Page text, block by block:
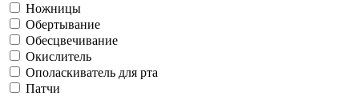
Ножницы
Обертывание
Обесцвечивание
Окислитель
Ополаскиватель для рта
Патчи